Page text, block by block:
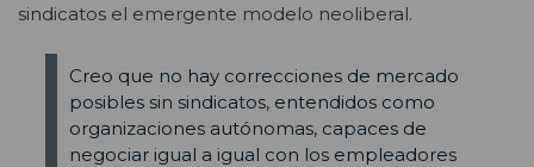
sindicatos el emergente modelo neoliberal.
Creo que no hay correcciones de mercado
posibles sin sindicatos, entendidos como
organizaciones autónomas, capaces de
negociar igual a igual con los empleadores